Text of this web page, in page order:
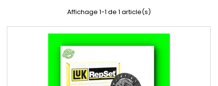
Affichage 1-1 de 1 article(s)